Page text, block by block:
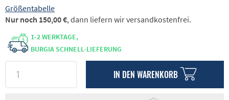
Größentabelle
1-2 WERKTAGE,
BURGIA SCHNELL-LIEFERUNG
IN DEN WARENKORB
Nur noch 150,00 €, dann liefern wir versandkostenfrei.